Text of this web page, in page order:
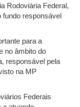
Rodoviária Federal,
fundo responsável
para a
no âmbito do
responsável pela
na MP
Federais